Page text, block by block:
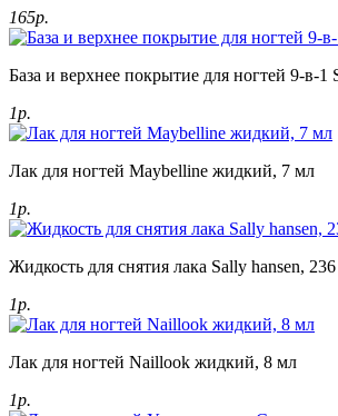
165р.
База и верхнее покрытие для ногтей 9-в-1
1р.
Лак для ногтей Maybelline жидкий, 7 мл
1р.
Жидкость для снятия лака Sally hansen,
1р.
Лак для ногтей Naillook жидкий, 8 мл
1р.